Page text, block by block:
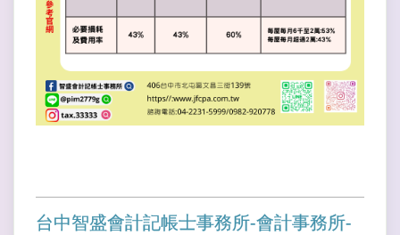
台中智盛會計記帳士事務所-會計事務所-